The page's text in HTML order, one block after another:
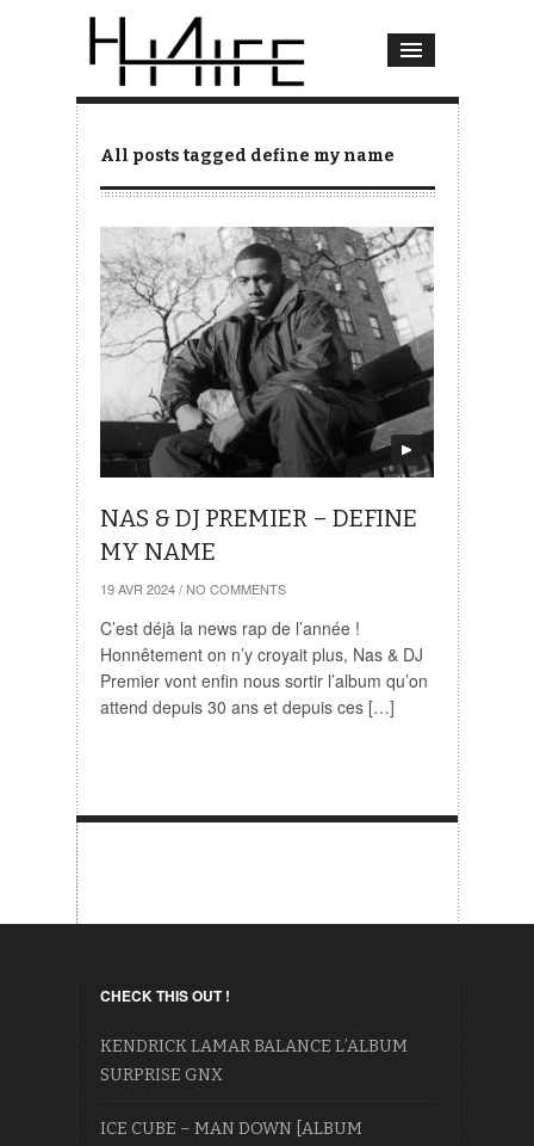
All posts tagged define my name
NAS & DJ PREMIER – DEFINE
MY NAME
19 AVR 2024 / NO COMMENTS
C’est déjà la news rap de l’année !
Honnêtement on n’y croyait plus, Nas & DJ
Premier vont enfin nous sortir l’album qu’on
attend depuis 30 ans et depuis ces […]
CHECK THIS OUT !
KENDRICK LAMAR BALANCE L’ALBUM
SURPRISE GNX
ICE CUBE – MAN DOWN [ALBUM